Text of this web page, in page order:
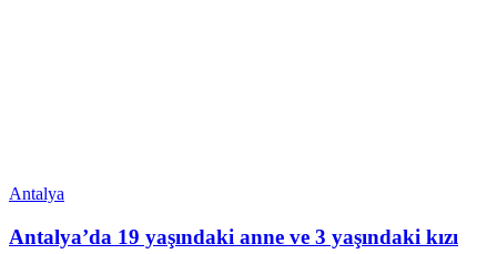
Antalya
Antalya’da 19 yaşındaki anne ve 3 yaşındaki kızı